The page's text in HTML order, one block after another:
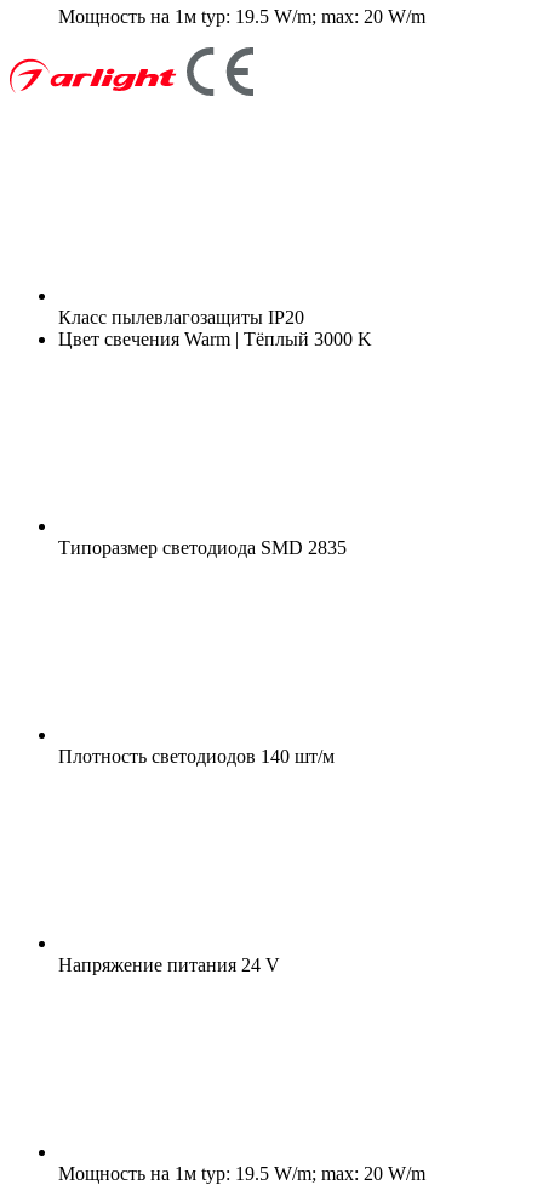
Мощность на 1м typ: 19.5 W/m; max: 20 W/m
Класс пылевлагозащиты IP20
Цвет свечения Warm | Тёплый 3000 K
Типоразмер светодиода SMD 2835
Плотность светодиодов 140 шт/м
Напряжение питания 24 V
Мощность на 1м typ: 19.5 W/m; max: 20 W/m